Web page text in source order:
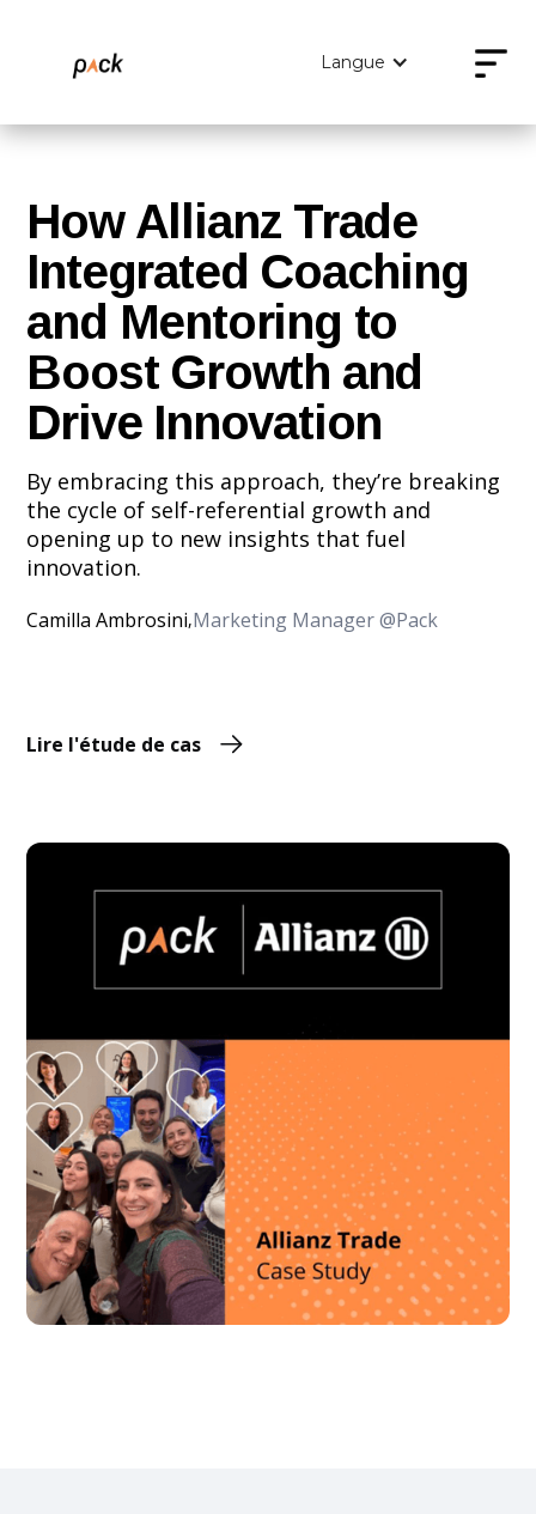
Langue
How Allianz Trade
Integrated Coaching
and Mentoring to
Boost Growth and
Drive Innovation
By embracing this approach, they’re breaking
the cycle of self-referential growth and
opening up to new insights that fuel
innovation.
Camilla Ambrosini,Marketing Manager @Pack
Lire l'étude de cas